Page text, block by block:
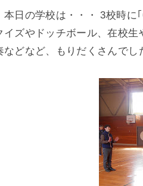
本日の学校は・・・ 3校時に
イズやドッチボール、在校
などなど、もりだくさんで